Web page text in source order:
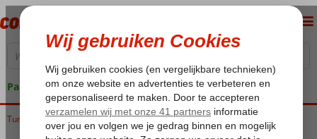
Pakketgarantie
Home
Turkije Turkse Riviera Side Kizilagac Sunis Elita Beach Resort